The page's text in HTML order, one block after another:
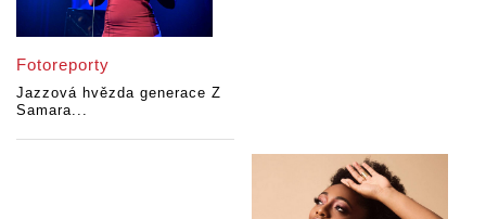
Fotoreporty
Jazzová hvězda generace Z
Samara...